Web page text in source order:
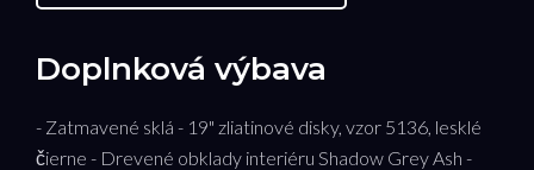
Doplnková výbava
- Zatmavené sklá - 19" zliatinové disky, vzor 5136, lesklé
čierne - Drevené obklady interiéru Shadow Grey Ash -